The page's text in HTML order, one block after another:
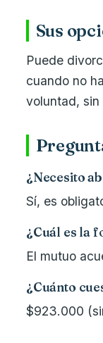
Sus
Puede
cuando no
voluntad,
¿Necesito
Sí, es
¿Cuál es la
El mutuo
¿Cuánto
$923.000